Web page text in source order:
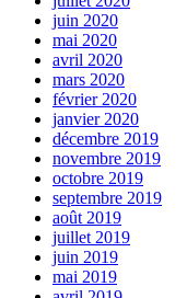
juin 2020
mai 2020
avril 2020
mars 2020
février 2020
janvier 2020
décembre 2019
novembre 2019
octobre 2019
septembre 2019
août 2019
juillet 2019
juin 2019
mai 2019